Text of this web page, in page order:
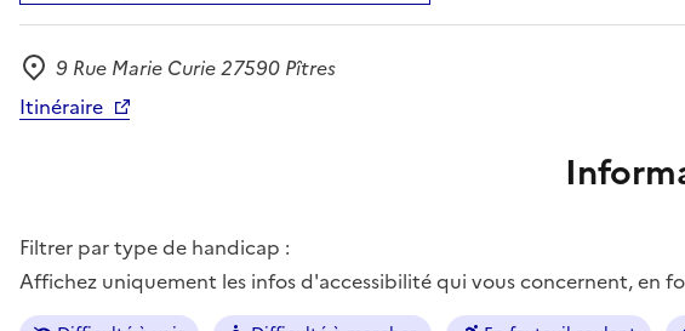
Adresse
9 Rue Marie Curie 27590 Pîtres
Itinéraire
Filtrer par type de handicap :
Affichez uniquement les infos d'accessibilité qui vous concernent, en